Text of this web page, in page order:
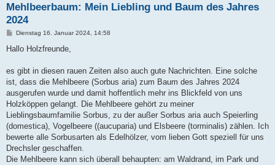
Mehlbeerbaum: Mein Liebling und Baum des Jahres
2024
B
i
a
Dienstag 16. Januar 2024, 14:58
Hallo Holzfreunde,
es gibt in diesen rauen Zeiten also auch gute Nachrichten. Eine solche
ist, dass die Mehlbeere (Sorbus aria) zum Baum des Jahres 2024
ausgerufen wurde und damit hoffentlich mehr ins Blickfeld von uns
Holzköppen gelangt. Die Mehlbeere gehört zu meiner
Lieblingsbaumfamilie Sorbus, zu der außer Sorbus aria auch Speierling
(domestica), Vogelbeere ((aucuparia) und Elsbeere (torminalis) zählen. Ich
bewerte alle Sorbusarten als Edelhölzer, vom lieben Gott speziell für uns
Drechsler geschaffen.
Die Mehlbeere kann sich überall behaupten: am Waldrand, im Park und